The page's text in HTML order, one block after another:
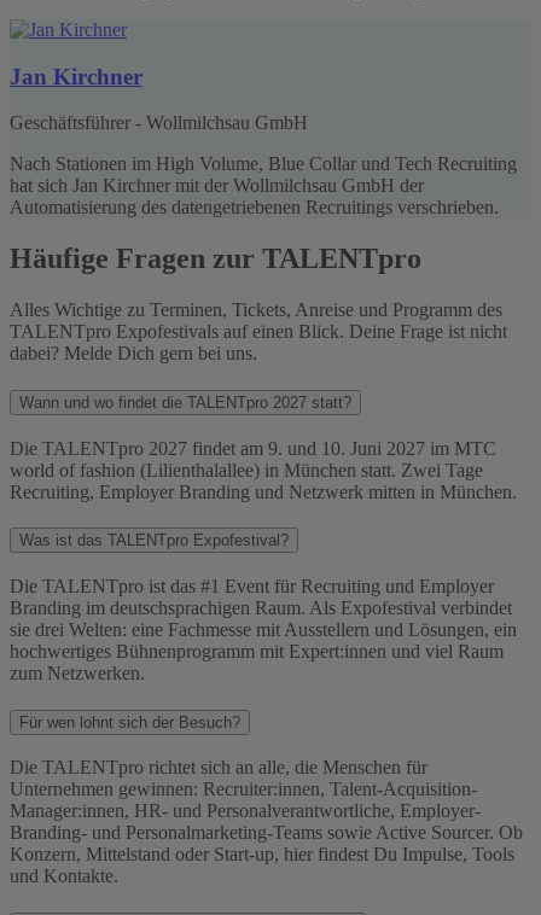
Jan Kirchner
Geschäftsführer - Wollmilchsau GmbH
Nach Stationen im High Volume, Blue Collar und Tech Recruiting
hat sich Jan Kirchner mit der Wollmilchsau GmbH der
Automatisierung des datengetriebenen Recruitings verschrieben.
Häufige Fragen zur TALENTpro
Alles Wichtige zu Terminen, Tickets, Anreise und Programm des
TALENTpro Expofestivals auf einen Blick. Deine Frage ist nicht
dabei? Melde Dich gern bei uns.
Wann und wo findet die TALENTpro 2027 statt?
Die TALENTpro 2027 findet am 9. und 10. Juni 2027 im MTC
world of fashion (Lilienthalallee) in München statt. Zwei Tage
Recruiting, Employer Branding und Netzwerk mitten in München.
Was ist das TALENTpro Expofestival?
Die TALENTpro ist das #1 Event für Recruiting und Employer
Branding im deutschsprachigen Raum. Als Expofestival verbindet
sie drei Welten: eine Fachmesse mit Ausstellern und Lösungen, ein
hochwertiges Bühnenprogramm mit Expert:innen und viel Raum
zum Netzwerken.
Für wen lohnt sich der Besuch?
Die TALENTpro richtet sich an alle, die Menschen für
Unternehmen gewinnen: Recruiter:innen, Talent-Acquisition-
Manager:innen, HR- und Personalverantwortliche, Employer-
Branding- und Personalmarketing-Teams sowie Active Sourcer. Ob
Konzern, Mittelstand oder Start-up, hier findest Du Impulse, Tools
und Kontakte.